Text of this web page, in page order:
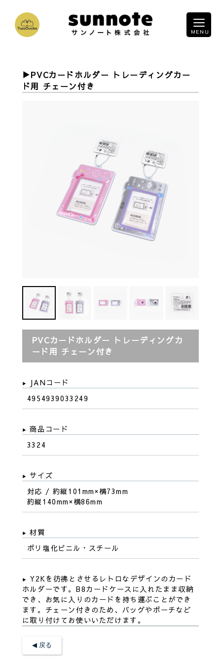
PVCカードホルダー トレーディングカー
ド用 チェーン付き
PVCカードホルダー トレーディングカ
ード用 チェーン付き
JANコード
4954939033249
商品コード
3324
サイズ
対応 / 約縦101mm×横73mm
約縦140mm×横86mm
材質
ポリ塩化ビニル・スチール
Y2Kを彷彿とさせるレトロなデザインのカード
ホルダーです。B8カードケースに入れたまま収納
でき、お気に入りのカードを持ち運ぶことができ
ます。チェーン付きのため、バッグやポーチなど
に取り付けてお使いいただけます。
◀︎ 戻る